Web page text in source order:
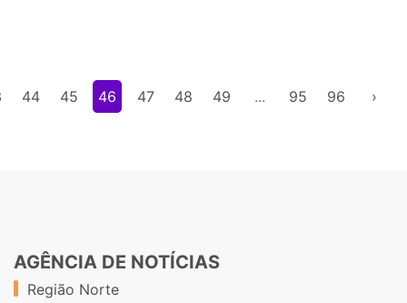
44 45 46 47 48 49 ... 95 96 ›
AGÊNCIA DE NOTÍCIAS
Região Norte